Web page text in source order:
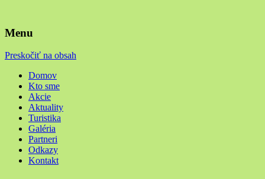
Menu
Preskočiť na obsah
Domov
Kto sme
Akcie
Aktuality
Turistika
Galéria
Partneri
Odkazy
Kontakt